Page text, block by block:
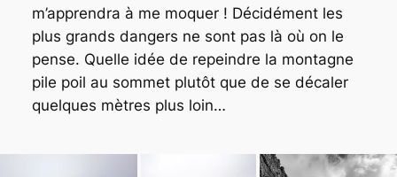
m’apprendra à me moquer ! Décidément les
plus grands dangers ne sont pas là où on le
pense. Quelle idée de repeindre la montagne
pile poil au sommet plutôt que de se décaler
quelques mètres plus loin…